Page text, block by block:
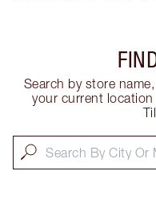
Search by store
your current